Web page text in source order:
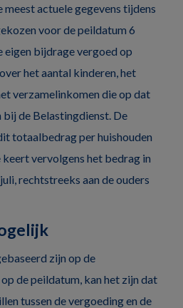
meest actuele gegevens tijdens
voor de peildatum 6
eigen bijdrage vergoed op
het aantal kinderen, het
verzamelinkomen die op dat
de Belastingdienst. De
totaalbedrag per huishouden
keert vervolgens het bedrag in
rechtstreeks aan de ouders
zijn op de
de peildatum, kan het zijn dat
tussen de vergoeding en de